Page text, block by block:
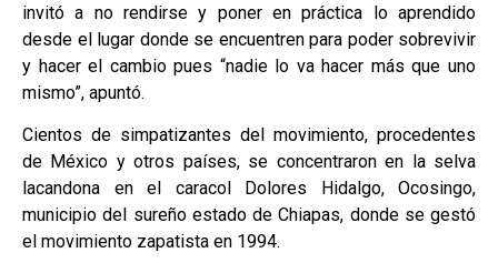
invitó a no rendirse y poner en práctica lo aprendido
desde el lugar donde se encuentren para poder sobrevivir
y hacer el cambio pues “nadie lo va hacer más que uno
mismo”, apuntó.
Cientos de simpatizantes del movimiento, procedentes
de México y otros países, se concentraron en la selva
lacandona en el caracol Dolores Hidalgo, Ocosingo,
municipio del sureño estado de Chiapas, donde se gestó
el movimiento zapatista en 1994.